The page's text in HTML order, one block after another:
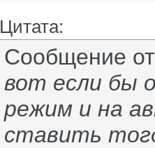
Цитата:
Сообщение
вот если бы
режим и на
ставить